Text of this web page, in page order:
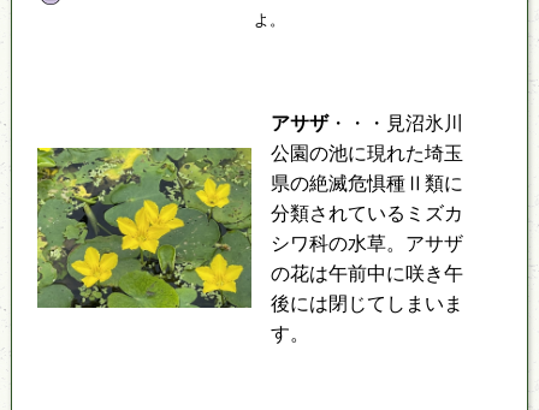
よ。
アサザ・・・見沼氷川
公園の池に現れた埼玉
県の絶滅危惧種Ⅱ類に
分類されているミズカ
シワ科の水草。アサザ
の花は午前中に咲き午
後には閉じてしまいま
す。